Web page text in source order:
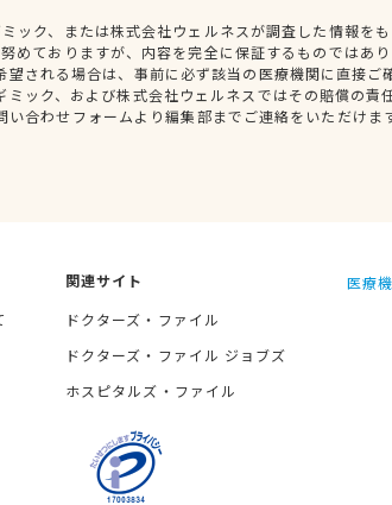
ック、または株式会社ウェルネスが調査した情報を
めておりますが、内容を完全に保証するものではあ
望される場合は、事前に必ず該当の医療機関に直接ご
ック、および株式会社ウェルネスではその賠償の責
合わせフォームより編集部までご連絡をいただけま
関連サイト
ドクターズ・ファイル
ドクターズ・ファイル ジョブズ
ホスピタルズ・ファイル
医療